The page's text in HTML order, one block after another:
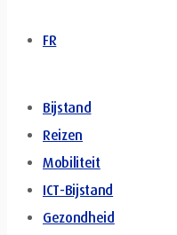
FR
Bijstand
Reizen
Mobiliteit
ICT-Bijstand
Gezondheid